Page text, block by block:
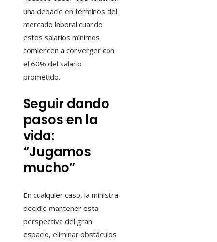
una debacle en términos del
mercado laboral cuando
estos salarios mínimos
comiencen a converger con
el 60% del salario
prometido.
Seguir dando
pasos en la
vida:
“Jugamos
mucho”
En cualquier caso, la ministra
decidió mantener esta
perspectiva del gran
espacio, eliminar obstáculos